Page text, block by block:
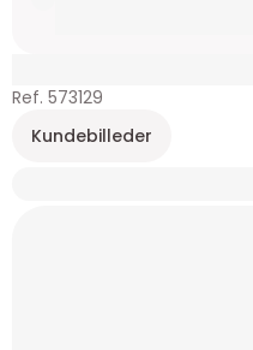
Ref. 573129
Kundebilleder